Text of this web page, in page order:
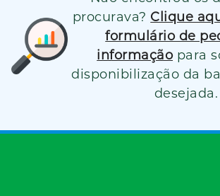
procurava? Clique
formulário de
informação para
disponibilização da
desejada.